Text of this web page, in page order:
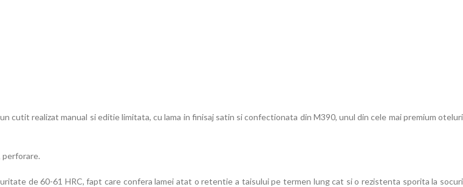
realizat manual si editie limitata, cu lama in finisaj satin si confectionata din M390, unul din cele mai premium oteluri
perforare.
de 60-61 HRC, fapt care confera lamei atat o retentie a taisului pe termen lung cat si o rezistenta sporita la socuri